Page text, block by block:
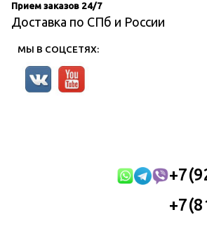
Прием заказов 24/7
Доставка по СПб и России
МЫ В СОЦСЕТЯХ: